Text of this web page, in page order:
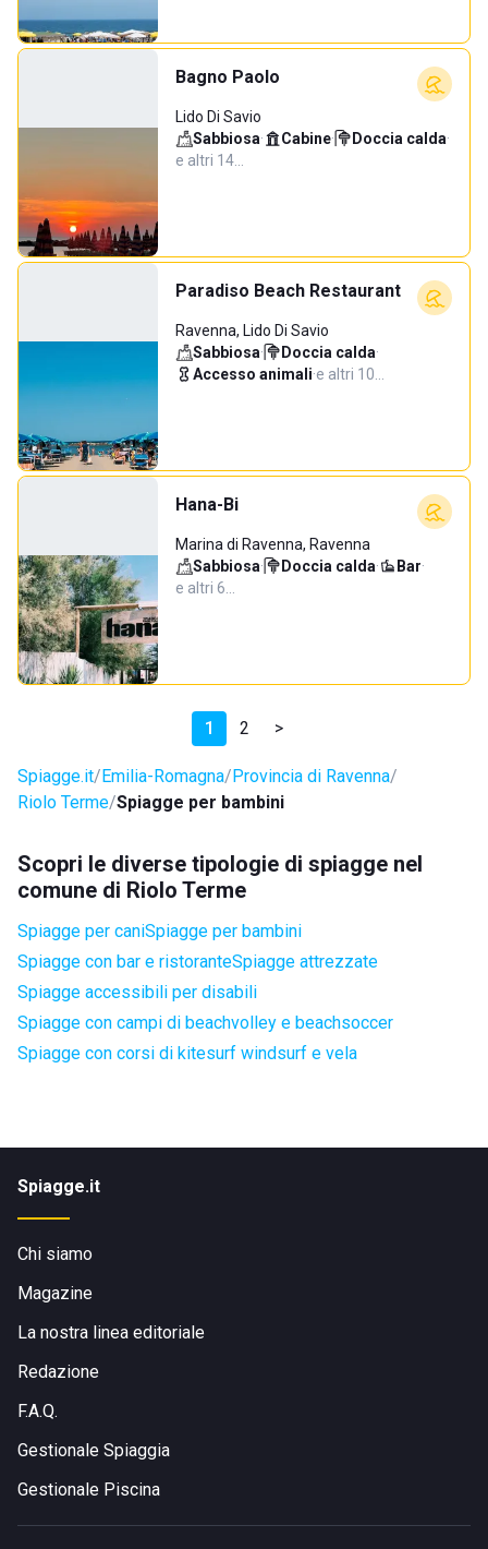
Bagno Paolo
Lido Di Savio
Sabbiosa· Cabine· Doccia calda·
e altri 14…
Paradiso Beach Restaurant
Ravenna, Lido Di Savio
Sabbiosa· Doccia calda·
Accesso animali·e altri 10…
Hana-Bi
Marina di Ravenna, Ravenna
Sabbiosa· Doccia calda· Bar·
e altri 6…
1 2 >
Spiagge.it Emilia-Romagna Provincia di Ravenna
Riolo Terme Spiagge per bambini
Scopri le diverse tipologie di spiagge nel
comune di Riolo Terme
Spiagge per caniSpiagge per bambini
Spiagge con bar e ristoranteSpiagge attrezzate
Spiagge accessibili per disabili
Spiagge con campi di beachvolley e beachsoccer
Spiagge con corsi di kitesurf windsurf e vela
Spiagge.it
Chi siamo
Magazine
La nostra linea editoriale
Redazione
F.A.Q.
Gestionale Spiaggia
Gestionale Piscina